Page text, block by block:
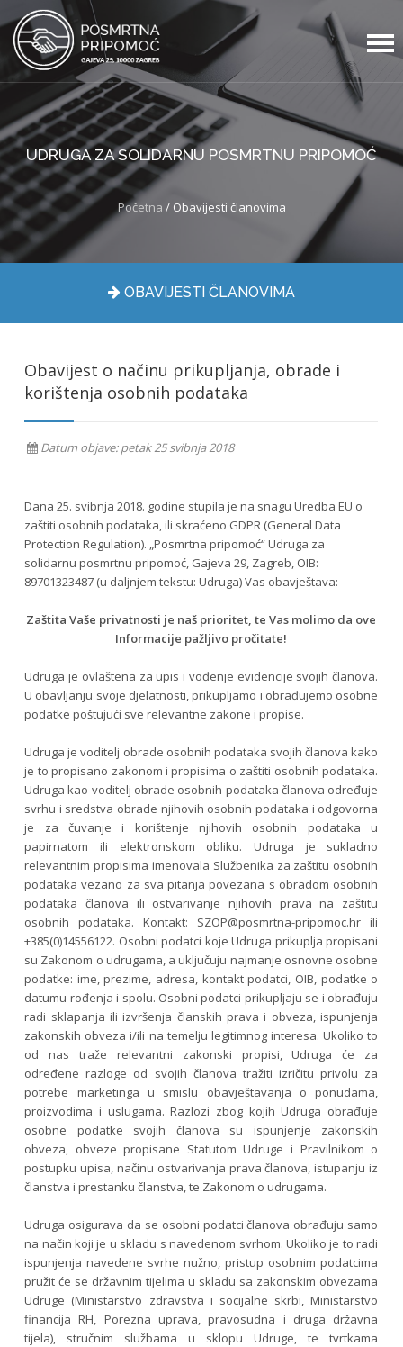
UDRUGA ZA SOLIDARNU POSMRTNU PRIPOMOĆ
Početna / Obavijesti članovima
OBAVIJESTI ČLANOVIMA
Obavijest o načinu prikupljanja, obrade i
korištenja osobnih podataka
Datum objave: petak 25 svibnja 2018
Dana 25. svibnja 2018. godine stupila je na snagu Uredba EU o
zaštiti osobnih podataka, ili skraćeno GDPR (General Data
Protection Regulation). „Posmrtna pripomoć“ Udruga za
solidarnu posmrtnu pripomoć, Gajeva 29, Zagreb, OIB:
89701323487 (u daljnjem tekstu: Udruga) Vas obavještava:
Zaštita Vaše privatnosti je naš prioritet, te Vas molimo da ove
Informacije pažljivo pročitate!
Udruga je ovlaštena za upis i vođenje evidencije svojih članova.
U obavljanju svoje djelatnosti, prikupljamo i obrađujemo osobne
podatke poštujući sve relevantne zakone i propise.
Udruga je voditelj obrade osobnih podataka svojih članova kako
je to propisano zakonom i propisima o zaštiti osobnih podataka.
Udruga kao voditelj obrade osobnih podataka članova određuje
svrhu i sredstva obrade njihovih osobnih podataka i odgovorna
je za čuvanje i korištenje njihovih osobnih podataka u
papirnatom ili elektronskom obliku. Udruga je sukladno
relevantnim propisima imenovala Službenika za zaštitu osobnih
podataka vezano za sva pitanja povezana s obradom osobnih
podataka članova ili ostvarivanje njihovih prava na zaštitu
osobnih podataka. Kontakt: SZOP@posmrtna-pripomoc.hr ili
+385(0)14556122. Osobni podatci koje Udruga prikuplja propisani
su Zakonom o udrugama, a uključuju najmanje osnovne osobne
podatke: ime, prezime, adresa, kontakt podatci, OIB, podatke o
datumu rođenja i spolu. Osobni podatci prikupljaju se i obrađuju
radi sklapanja ili izvršenja članskih prava i obveza, ispunjenja
zakonskih obveza i/ili na temelju legitimnog interesa. Ukoliko to
od nas traže relevantni zakonski propisi, Udruga će za
određene razloge od svojih članova tražiti izričitu privolu za
potrebe marketinga u smislu obavještavanja o ponudama,
proizvodima i uslugama. Razlozi zbog kojih Udruga obrađuje
osobne podatke svojih članova su ispunjenje zakonskih
obveza, obveze propisane Statutom Udruge i Pravilnikom o
postupku upisa, načinu ostvarivanja prava članova, istupanju iz
članstva i prestanku članstva, te Zakonom o udrugama.
Udruga osigurava da se osobni podatci članova obrađuju samo
na način koji je u skladu s navedenom svrhom. Ukoliko je to radi
ispunjenja navedene svrhe nužno, pristup osobnim podatcima
pružit će se državnim tijelima u skladu sa zakonskim obvezama
Udruge (Ministarstvo zdravstva i socijalne skrbi, Ministarstvo
financija RH, Porezna uprava, pravosudna i druga državna
tijela), stručnim službama u sklopu Udruge, te tvrtkama